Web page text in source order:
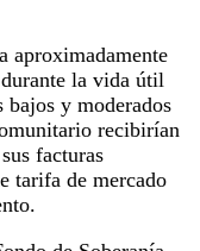
aproximadamente
la vida útil
bajos y moderados
recibirían
facturas
tarifa de mercado